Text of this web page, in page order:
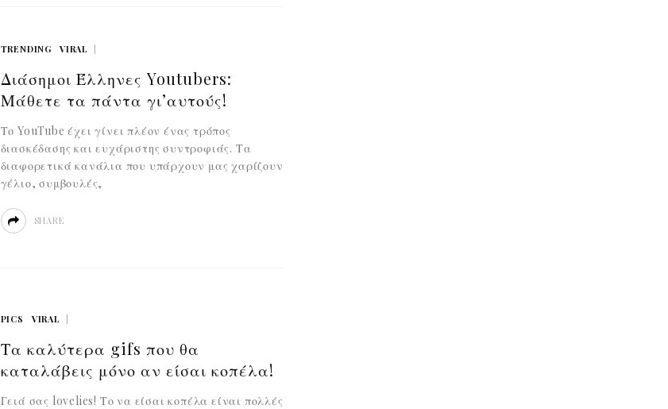
TRENDING VIRAL
Διάσημοι Έλληνες Youtubers:
Μάθετε τα πάντα γι’αυτούς!
Το YouTube έχει γίνει πλέον ένας τρόπος
διασκέδασης και ευχάριστης συντροφιάς. Τα
διαφορετικά κανάλια που υπάρχουν μας χαρίζουν
γέλιο, συμβουλές,
SHARE
PICS VIRAL
Τα καλύτερα gifs που θα
καταλάβεις μόνο αν είσαι κοπέλα!
Γειά σας lovelies! Το να είσαι κοπέλα είναι πολλές